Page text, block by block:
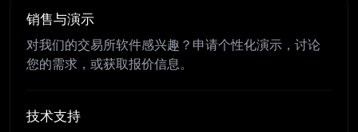
销售与演示
对我们的交易所软件感兴趣？申请个性化演示，讨论
您的需求，或获取报价信息。
技术支持